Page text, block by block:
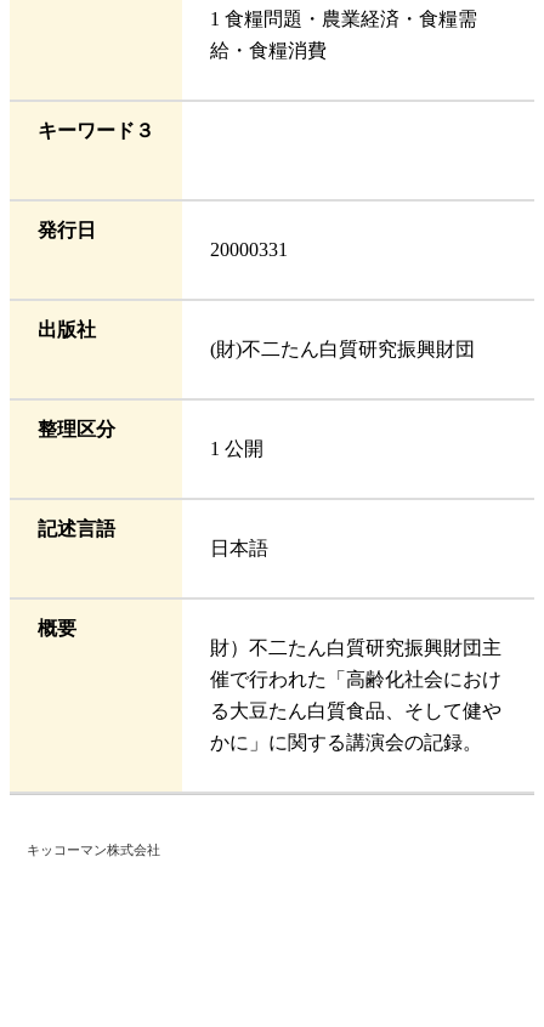
1 食糧問題・農業経済・食糧需
給・食糧消費
キーワード３
発行日
20000331
出版社
(財)不二たん白質研究振興財団
整理区分
1 公開
記述言語
日本語
概要
財）不二たん白質研究振興財団主
催で行われた「高齢化社会におけ
る大豆たん白質食品、そして健や
かに」に関する講演会の記録。
キッコーマン株式会社